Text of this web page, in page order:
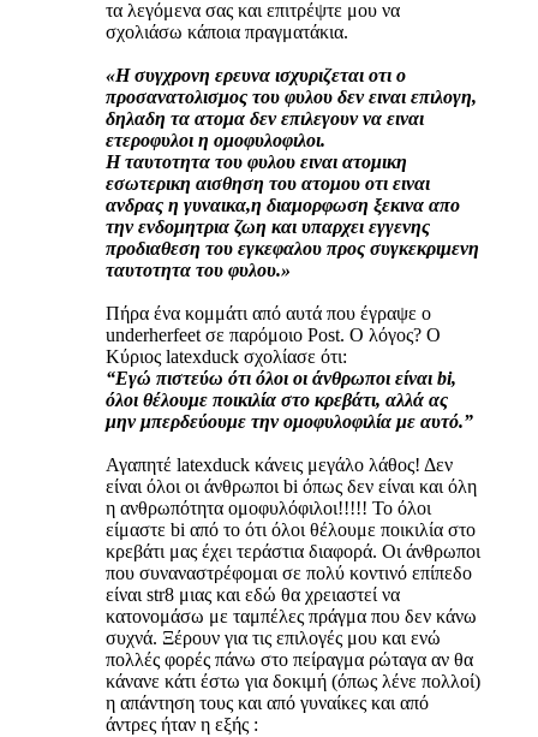
τα λεγόμενα σας και επιτρέψτε μου να
σχολιάσω κάποια πραγματάκια.
«Η συγχρονη ερευνα ισχυριζεται οτι ο
προσανατολισμος του φυλου δεν ειναι επιλογη,
δηλαδη τα ατομα δεν επιλεγουν να ειναι
ετεροφυλοι η ομοφυλοφιλοι.
Η ταυτοτητα του φυλου ειναι ατομικη
εσωτερικη αισθηση του ατομου οτι ειναι
ανδρας η γυναικα,η διαμορφωση ξεκινα απο
την ενδομητρια ζωη και υπαρχει εγγενης
προδιαθεση του εγκεφαλου προς συγκεκριμενη
ταυτοτητα του φυλου.»
Πήρα ένα κομμάτι από αυτά που έγραψε ο
underherfeet σε παρόμοιο Post. Ο λόγος? Ο
Κύριος latexduck σχολίασε ότι:
“Εγώ πιστεύω ότι όλοι οι άνθρωποι είναι bi,
όλοι θέλουμε ποικιλία στο κρεβάτι, αλλά ας
μην μπερδεύουμε την ομοφυλοφιλία με αυτό.”
Αγαπητέ latexduck κάνεις μεγάλο λάθος! Δεν
είναι όλοι οι άνθρωποι bi όπως δεν είναι και όλη
η ανθρωπότητα ομοφυλόφιλοι!!!!! Το όλοι
είμαστε bi από το ότι όλοι θέλουμε ποικιλία στο
κρεβάτι μας έχει τεράστια διαφορά. Οι άνθρωποι
που συναναστρέφομαι σε πολύ κοντινό επίπεδο
είναι str8 μιας και εδώ θα χρειαστεί να
κατονομάσω με ταμπέλες πράγμα που δεν κάνω
συχνά. Ξέρουν για τις επιλογές μου και ενώ
πολλές φορές πάνω στο πείραγμα ρώταγα αν θα
κάνανε κάτι έστω για δοκιμή (όπως λένε πολλοί)
η απάντηση τους και από γυναίκες και από
άντρες ήταν η εξής :